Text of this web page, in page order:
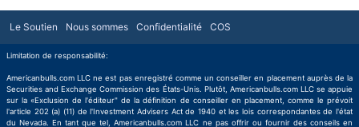
Le Soutien Nous sommes Confidentialité COS
Limitation de responsabilité:
Americanbulls.com LLC ne est pas enregistré comme un conseiller en placement auprès de la
Securities and Exchange Commission des États-Unis. Plutôt, Americanbulls.com LLC se appuie
sur la «Exclusion de l'éditeur" de la définition de conseiller en placement, comme le prévoit
l'article 202 (a) (11) de l'Investment Advisers Act de 1940 et les lois correspondantes de l'état
du Nevada. En tant que tel, Americanbulls.com LLC ne pas offrir ou fournir des conseils en